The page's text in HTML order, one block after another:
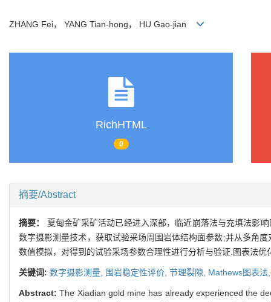
ZHANG Fei， YANG Tian-hong， HU Gao-jian
RichHTML
0
摘要/Abstract
摘要： 夏甸金矿采矿活动已经进入深部，临近崩落法与充填法影
数字摄影测量技术，获取试验采场周围岩体结构面参数;并从多角
数值模拟，对得到的试验采场参数合理性进行分析与验证.图表法
关键词: 数字摄影测量, 围岩稳定性评价, 节理裂隙, Mathews图表
Abstract:The Xiadian gold mine has already experienced the